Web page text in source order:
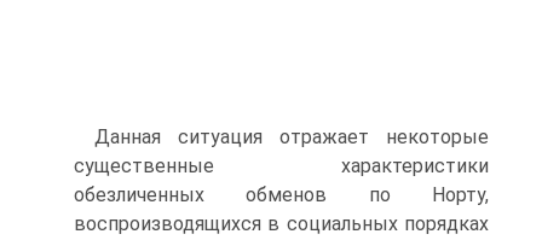
Данная ситуация отражает некоторые
существенные характеристики
обезличенных обменов по Норту,
воспроизводящихся в социальных порядках